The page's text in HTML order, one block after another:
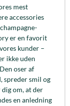
mest
accessories
er en favorit
kunder –
ikke uden
oser af
spreder smil og
om, at der
en anledning